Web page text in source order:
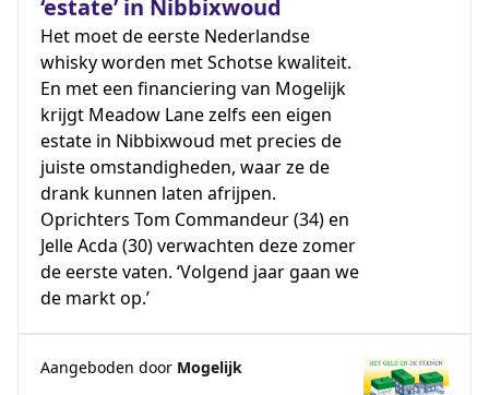
‘estate’ in Nibbixwoud
Het moet de eerste Nederlandse
whisky worden met Schotse kwaliteit.
En met een financiering van Mogelijk
krijgt Meadow Lane zelfs een eigen
estate in Nibbixwoud met precies de
juiste omstandigheden, waar ze de
drank kunnen laten afrijpen.
Oprichters Tom Commandeur (34) en
Jelle Acda (30) verwachten deze zomer
de eerste vaten. ‘Volgend jaar gaan we
de markt op.’
Aangeboden door Mogelijk